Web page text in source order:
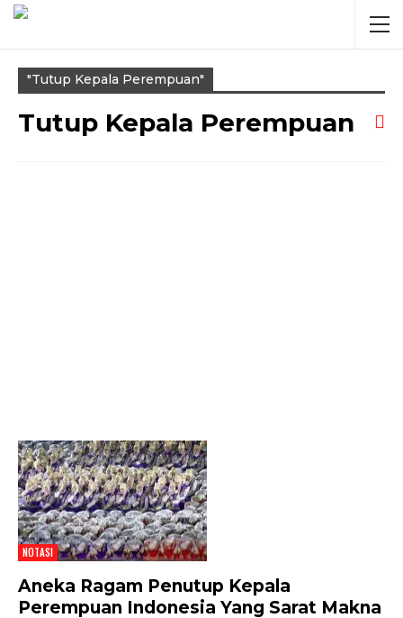
"tutup Kepala Perempuan"
Tutup Kepala Perempuan
NOTASI
Aneka Ragam Penutup Kepala
Perempuan Indonesia Yang Sarat Makna